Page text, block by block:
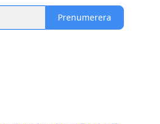
Prenumerera